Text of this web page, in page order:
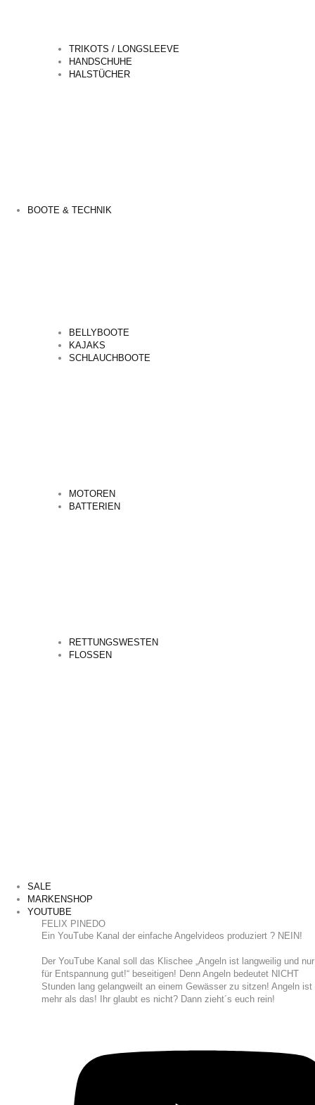
TRIKOTS / LONGSLEEVE
HANDSCHUHE
HALSTÜCHER
BOOTE & TECHNIK
BELLYBOOTE
KAJAKS
SCHLAUCHBOOTE
MOTOREN
BATTERIEN
RETTUNGSWESTEN
FLOSSEN
SALE
MARKENSHOP
YOUTUBE
FELIX PINEDO
​Ein YouTube Kanal der einfache Angelvideos produziert ? NEIN!
Der YouTube Kanal soll das Klischee „Angeln ist langweilig und nur
für Entspannung gut!“ beseitigen! Denn Angeln bedeutet NICHT
Stunden lang gelangweilt an einem Gewässer zu sitzen! Angeln ist
mehr als das! Ihr glaubt es nicht? Dann zieht´s euch rein!